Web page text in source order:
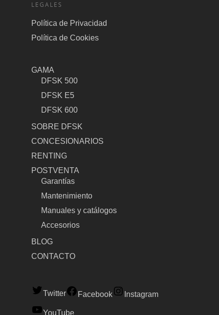
LEGALES
Política de Privacidad
Política de Cookies
GAMA
DFSK 500
DFSK E5
DFSK 600
SOBRE DFSK
CONCESIONARIOS
RENTING
POSTVENTA
Garantías
Mantenimiento
Manuales y catálogos
Accesorios
BLOG
CONTACTO
Twitter Facebook Instagram
YouTube